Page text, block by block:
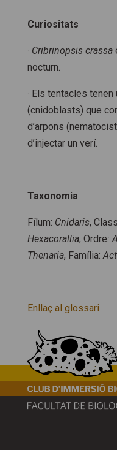
Curiositats
· Cribrinopsis crassa
nocturn.
· Els tentacles
(cnidoblasts) que
d’arpons
d’injectar un verí.
Taxonomia
Fílum: Cnidaris,
Hexacorallia, Ordre:
Thenaria, Família:
Enllaç al glossari